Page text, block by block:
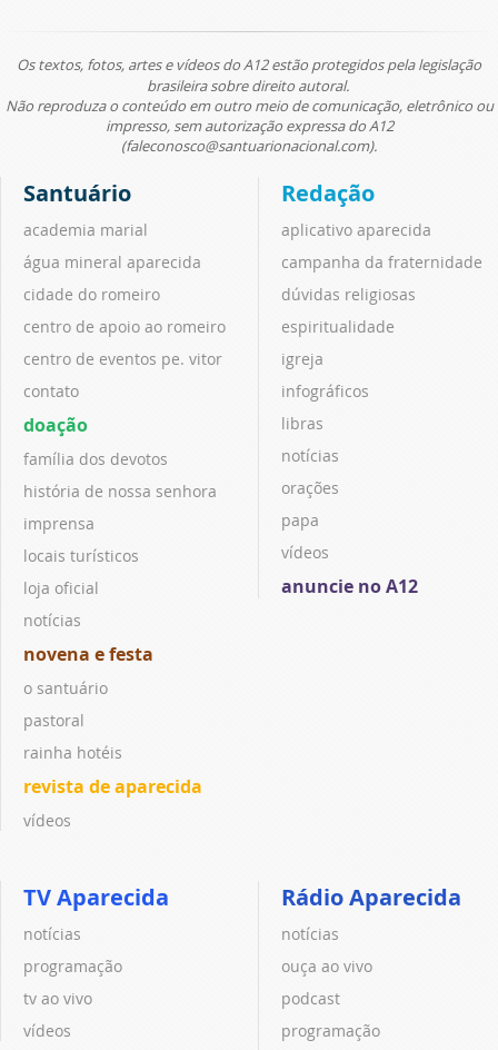
Os textos, fotos, artes e vídeos do A12 estão protegidos pela legislação
brasileira sobre direito autoral.
Não reproduza o conteúdo em outro meio de comunicação, eletrônico ou
impresso, sem autorização expressa do A12
(faleconosco@santuarionacional.com).
Santuário
academia marial
água mineral aparecida
cidade do romeiro
centro de apoio ao romeiro
centro de eventos pe. vitor
contato
doação
família dos devotos
história de nossa senhora
imprensa
locais turísticos
loja oficial
notícias
novena e festa
o santuário
pastoral
rainha hotéis
revista de aparecida
vídeos
Redação
aplicativo aparecida
campanha da fraternidade
dúvidas religiosas
espiritualidade
igreja
infográficos
libras
notícias
orações
papa
vídeos
anuncie no A12
TV Aparecida
notícias
programação
tv ao vivo
vídeos
Rádio Aparecida
notícias
ouça ao vivo
podcast
programação